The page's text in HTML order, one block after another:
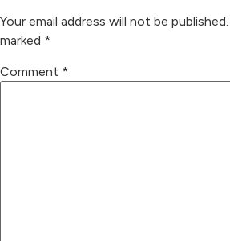
Your email address will not be published.
marked *
Comment *